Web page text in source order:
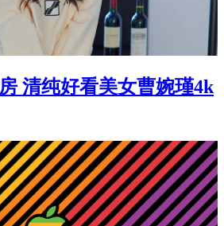
清纯好看美女曹婉瑾4k